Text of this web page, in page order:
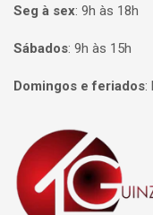
Seg à sex: 9h às 18h
Sábados: 9h às 15h
Domingos e feriados:
Página inicial